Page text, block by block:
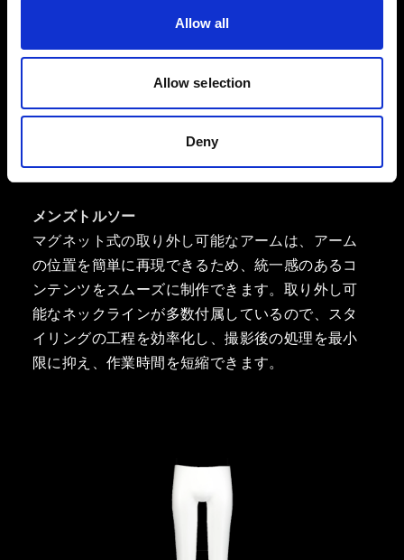
Allow all
Allow selection
Deny
メンズトルソー
マグネット式の取り外し可能なアームは、アーム
の位置を簡単に再現できるため、統一感のあるコ
ンテンツをスムーズに制作できます。取り外し可
能なネックラインが多数付属しているので、スタ
イリングの工程を効率化し、撮影後の処理を最小
限に抑え、作業時間を短縮できます。